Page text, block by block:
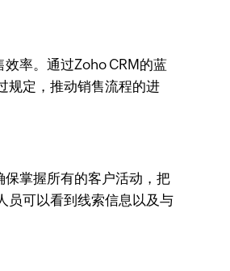
率。通过Zoho CRM的蓝
规定，推动销售流程的进
掌握所有的客户活动，把
员可以看到线索信息以及与